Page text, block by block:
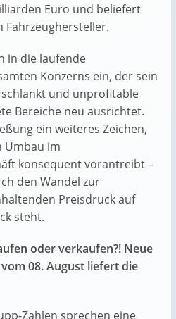
Euro und beliefert
Fahrzeughersteller.
in die laufende
Konzerns ein, der sein
und unprofitable
Bereiche neu ausrichtet.
ein weiteres Zeichen,
Umbau im
konsequent vorantreibt –
den Wandel zur
Preisdruck auf
steht.
oder verkaufen?! Neue
08. August liefert die
Zahlen sprechen eine